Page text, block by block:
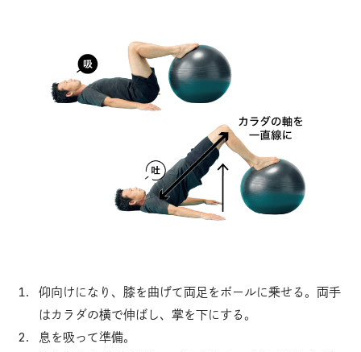
仰向けになり、膝を曲げて両足をボールに乗せる。両手
はカラダの横で伸ばし、掌を下にする。
息を吸って準備。